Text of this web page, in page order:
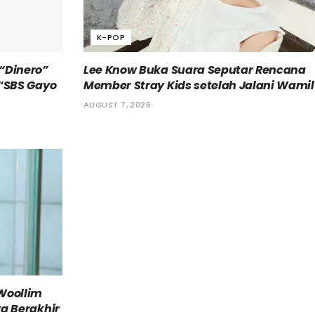
Gayo
K-POP
Lee Know Buka Suara Seputar Rencana
Member Stray Kids setelah Jalani Wamil
AUGUST 7, 2026